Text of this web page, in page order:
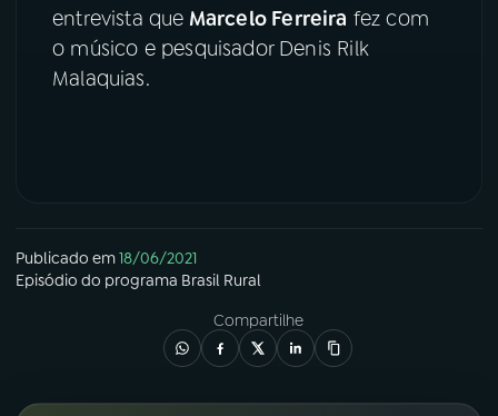
YouTube Facebook
Instagram
entrevista que Marcelo Ferreira fez com
o músico e pesquisador Denis Rilk
Malaquias.
Publicado em18/06/2021
Episódio do programa Brasil Rural
Compartilhe